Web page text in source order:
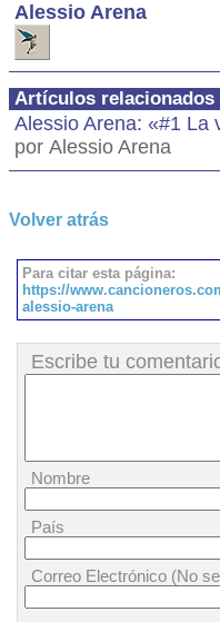
Alessio Arena
Artículos relacionados
Alessio Arena: «#1 La
por Alessio Arena
Volver atrás
Para citar esta página:
https://
alessio-arena
Escribe tu
Nombre
País
Correo Electrónico (No